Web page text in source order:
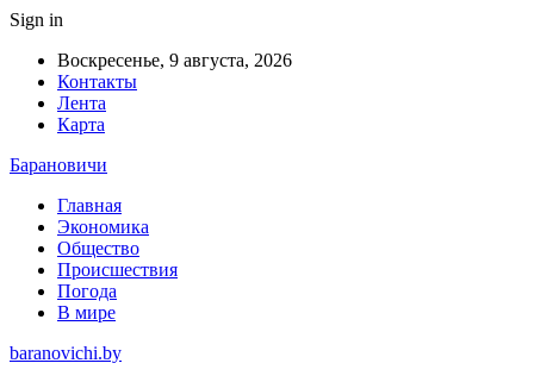
Sign in
Воскресенье, 9 августа, 2026
Контакты
Лента
Карта
Барановичи
Главная
Экономика
Общество
Происшествия
Погода
В мире
baranovichi.by